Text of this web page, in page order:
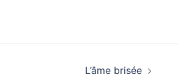
L’âme brisée